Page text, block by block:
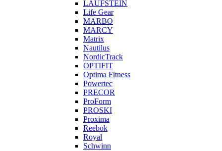
LAUFSTEIN
Life Gear
MARBO
MARCY
Matrix
Nautilus
NordicTrack
OPTIFIT
Optima Fitness
Powertec
PRECOR
ProForm
PROSKI
Proxima
Reebok
Royal
Schwinn